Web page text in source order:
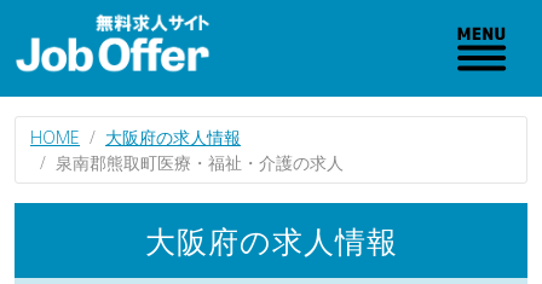
HOME
大阪府の求人情報
泉南郡熊取町医療・福祉・介護の求人
大阪府の求人情報